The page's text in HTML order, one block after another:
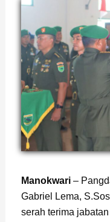
Manokwari–
Gabriel Lema,
serah terima